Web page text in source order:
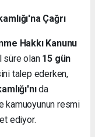
Çağrı
Hakkı Kanunu
süre olan 15 gün
talep ederken,
da
kamuoyunun resmi
ediyor.